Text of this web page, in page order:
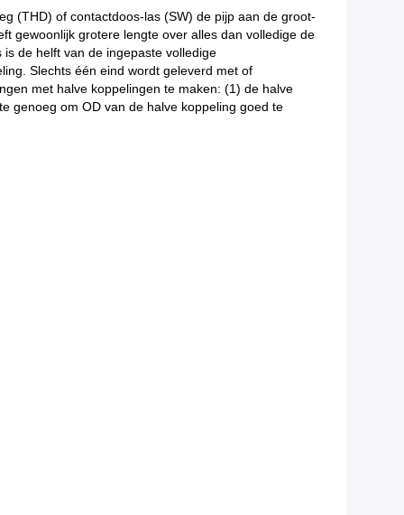
(THD) of contactdoos-las (SW) de pijp aan de groot-
gewoonlijk grotere lengte over alles dan volledige de
de helft van de ingepaste volledige
Slechts één eind wordt geleverd met of
met halve koppelingen te maken: (1) de halve
genoeg om OD van de halve koppeling goed te